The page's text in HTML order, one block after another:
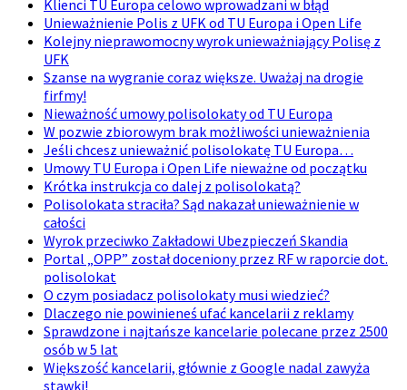
Klienci TU Europa celowo wprowadzani w błąd
Unieważnienie Polis z UFK od TU Europa i Open Life
Kolejny nieprawomocny wyrok unieważniający Polisę z
UFK
Szanse na wygranie coraz większe. Uważaj na drogie
firfmy!
Nieważność umowy polisolokaty od TU Europa
W pozwie zbiorowym brak możliwości unieważnienia
Jeśli chcesz unieważnić polisolokatę TU Europa…
Umowy TU Europa i Open Life nieważne od początku
Krótka instrukcja co dalej z polisolokatą?
Polisolokata straciła? Sąd nakazał unieważnienie w
całości
Wyrok przeciwko Zakładowi Ubezpieczeń Skandia
Portal „OPP” został doceniony przez RF w raporcie dot.
polisolokat
O czym posiadacz polisolokaty musi wiedzieć?
Dlaczego nie powinieneś ufać kancelarii z reklamy
Sprawdzone i najtańsze kancelarie polecane przez 2500
osób w 5 lat
Większość kancelarii, głównie z Google nadal zawyża
stawki!